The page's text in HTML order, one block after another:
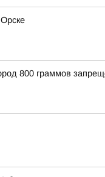
800 граммов